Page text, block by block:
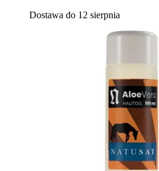
Dostawa do 12 sierpnia